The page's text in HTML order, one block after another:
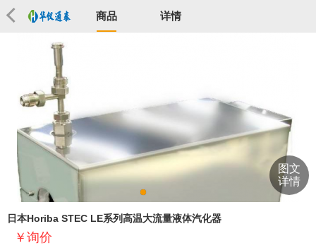
商品 详情
图文
详情
日本Horiba STEC LE系列高温大流量液体汽化器
询价